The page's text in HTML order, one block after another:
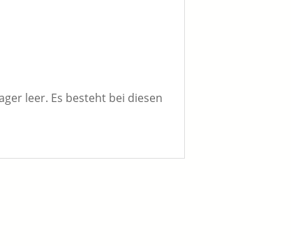
leer. Es besteht bei diesen